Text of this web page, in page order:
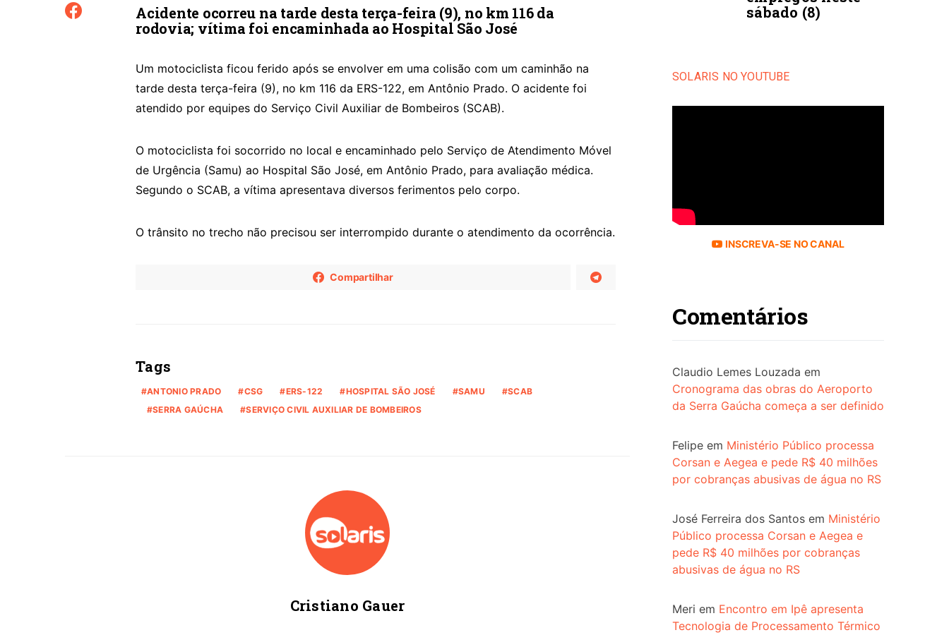
Acidente ocorreu na tarde desta terça-feira (9), no km 116 da
rodovia; vítima foi encaminhada ao Hospital São José
Um motociclista ficou ferido após se envolver em uma colisão com um caminhão na
tarde desta terça-feira (9), no km 116 da ERS-122, em Antônio Prado. O acidente foi
atendido por equipes do Serviço Civil Auxiliar de Bombeiros (SCAB).
O motociclista foi socorrido no local e encaminhado pelo Serviço de Atendimento Móvel
de Urgência (Samu) ao Hospital São José, em Antônio Prado, para avaliação médica.
Segundo o SCAB, a vítima apresentava diversos ferimentos pelo corpo.
O trânsito no trecho não precisou ser interrompido durante o atendimento da ocorrência.
Compartilhar
Tags
ANTONIO PRADO CSG ERS-122 HOSPITAL SÃO JOSÉ SAMU
SCAB
SERRA GAÚCHA
SERVIÇO CIVIL AUXILIAR DE BOMBEIROS
Cristiano Gauer
sábado (8)
SOLARIS NO YOUTUBE
INSCREVA-SE NO CANAL
Comentários
Claudio Lemes Louzada em
Cronograma das obras do Aeroporto
da Serra Gaúcha começa a ser definido
Felipe em Ministério Público processa
Corsan e Aegea e pede R$ 40 milhões
por cobranças abusivas de água no RS
José Ferreira dos Santos em Ministério
Público processa Corsan e Aegea e
pede R$ 40 milhões por cobranças
abusivas de água no RS
Meri em Encontro em Ipê apresenta
Tecnologia de Processamento Térmico